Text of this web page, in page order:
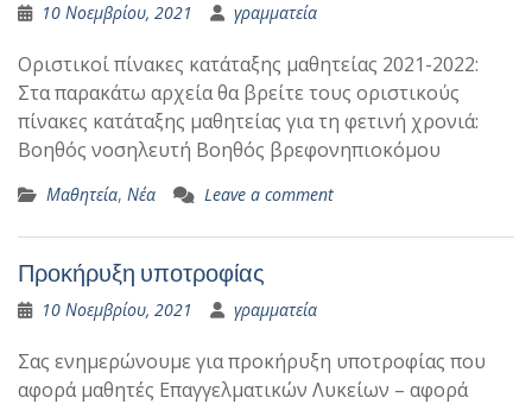
10 Νοεμβρίου, 2021 γραμματεία
Οριστικοί πίνακες κατάταξης μαθητείας 2021-2022:
Στα παρακάτω αρχεία θα βρείτε τους οριστικούς
πίνακες κατάταξης μαθητείας για τη φετινή χρονιά:
Βοηθός νοσηλευτή Βοηθός βρεφονηπιοκόμου
Μαθητεία, Νέα Leave a comment
Προκήρυξη υποτροφίας
10 Νοεμβρίου, 2021 γραμματεία
Σας ενημερώνουμε για προκήρυξη υποτροφίας που
αφορά μαθητές Επαγγελματικών Λυκείων – αφορά